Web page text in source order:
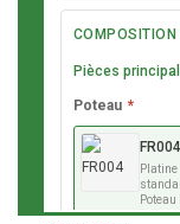
Pièces
Poteau *
FR004
Platine
Poteau
600 à